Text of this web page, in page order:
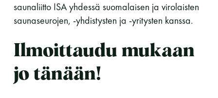
-Miesten päivät tiistai, keskiviikko,
perjantai ja lauantai
-Kuukauden ensimmäinen lauantai on on
jaettu lauantai
saunaliitto ISA yhdessä suomalaisen ja virolaisten
saunaseurojen, -yhdistysten ja -yritysten kanssa.
Ilmoittaudu mukaan
jo tänään!